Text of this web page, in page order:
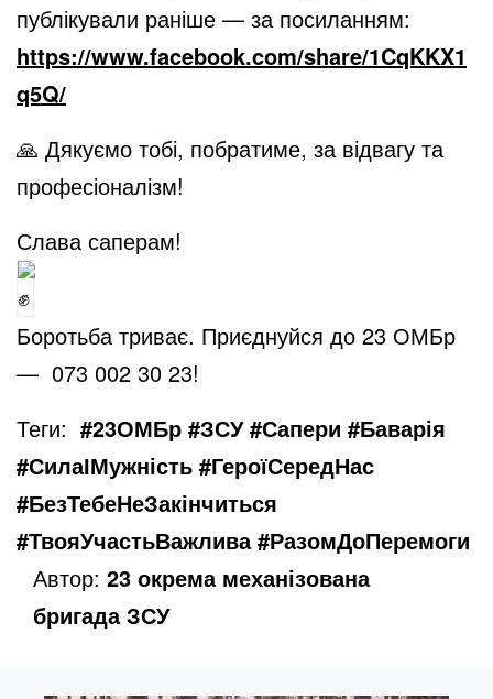
публікували раніше — за посиланням:
https://www.facebook.com/share/1CqKKX1
q5Q/
🙏 Дякуємо тобі, побратиме, за відвагу та
професіоналізм!
Слава саперам!
Боротьба триває. Приєднуйся до 23 ОМБр
— 073 002 30 23!
Теги: #23ОМБр #ЗСУ #Сапери #Баварія
#СилаІМужність #ГероїСередНас
#БезТебеНеЗакінчиться
#ТвояУчастьВажлива #РазомДоПеремоги
Автор: 23 окрема механізована
бригада ЗСУ